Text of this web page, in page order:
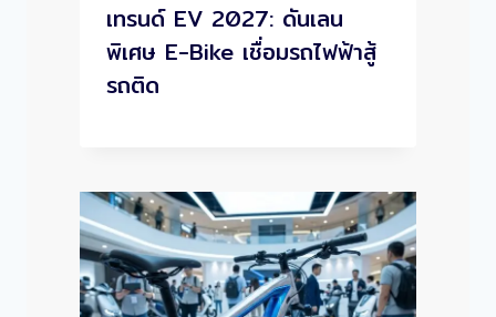
เทรนด์ EV 2027: ดันเลน
พิเศษ E-Bike เชื่อมรถไฟฟ้าสู้
รถติด